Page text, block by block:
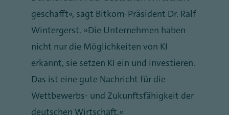
geschafft“, sagt Bitkom-Präsident Dr. Ralf
Wintergerst. „Die Unternehmen haben
nicht nur die Möglichkeiten von KI
erkannt, sie setzen KI ein und investieren.
Das ist eine gute Nachricht für die
Wettbewerbs- und Zukunftsfähigkeit der
deutschen Wirtschaft.“